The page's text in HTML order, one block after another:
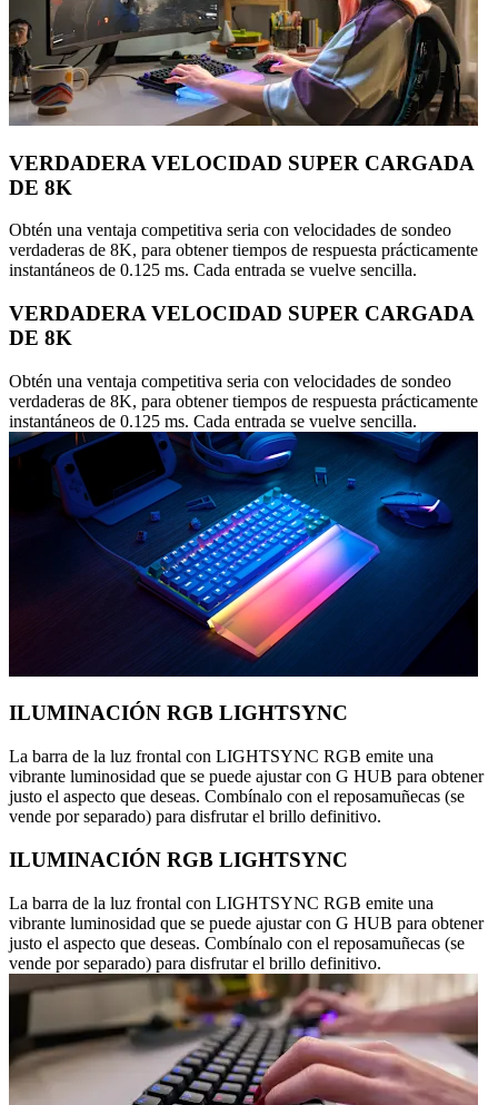
VERDADERA VELOCIDAD SUPER CARGADA
DE 8K
Obtén una ventaja competitiva seria con velocidades de sondeo
verdaderas de 8K, para obtener tiempos de respuesta prácticamente
instantáneos de 0.125 ms. Cada entrada se vuelve sencilla.
VERDADERA VELOCIDAD SUPER CARGADA
DE 8K
Obtén una ventaja competitiva seria con velocidades de sondeo
verdaderas de 8K, para obtener tiempos de respuesta prácticamente
instantáneos de 0.125 ms. Cada entrada se vuelve sencilla.
ILUMINACIÓN RGB LIGHTSYNC
La barra de la luz frontal con LIGHTSYNC RGB emite una
vibrante luminosidad que se puede ajustar con G HUB para obtener
justo el aspecto que deseas. Combínalo con el reposamuñecas (se
vende por separado) para disfrutar el brillo definitivo.
ILUMINACIÓN RGB LIGHTSYNC
La barra de la luz frontal con LIGHTSYNC RGB emite una
vibrante luminosidad que se puede ajustar con G HUB para obtener
justo el aspecto que deseas. Combínalo con el reposamuñecas (se
vende por separado) para disfrutar el brillo definitivo.